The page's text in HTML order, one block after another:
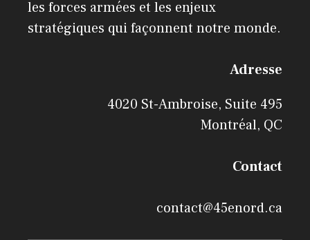
les forces armées et les enjeux
stratégiques qui façonnent notre monde.
Adresse
4020 St-Ambroise, Suite 495
Montréal, QC
Contact
contact@45enord.ca